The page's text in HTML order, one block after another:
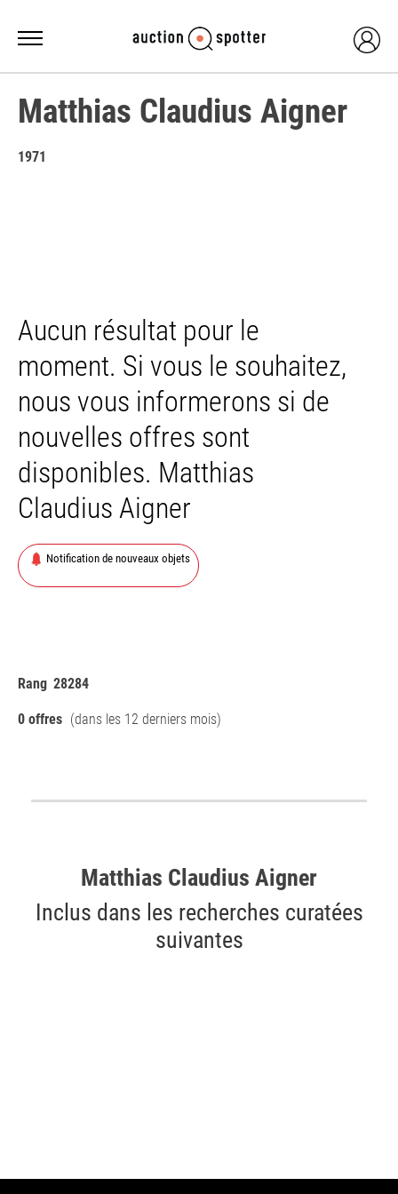
Matthias Claudius Aigner
1971
Aucun résultat pour le
moment. Si vous le souhaitez,
nous vous informerons si de
nouvelles offres sont
disponibles. Matthias
Claudius Aigner
Notification de nouveaux objets
Rang 28284
0 offres (dans les 12 derniers mois)
Matthias Claudius Aigner
Inclus dans les recherches curatées
suivantes